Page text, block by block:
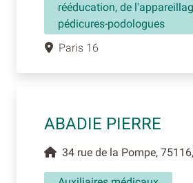
rééducation, de
pédicures-podologues
Paris 16
ABADIE PIERRE
34 rue de la Pompe,